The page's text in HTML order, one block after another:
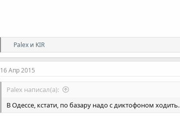
Р
е
а
к
ц
и
Palex и KIR
16 Апр 2015
Palex написал(а):
В Одессе, кстати, по базару надо с диктофоном ходить.